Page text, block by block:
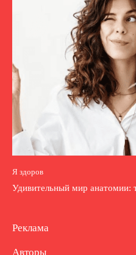
Я здоров
Удивительный мир анатомии:
Реклама
Авторы